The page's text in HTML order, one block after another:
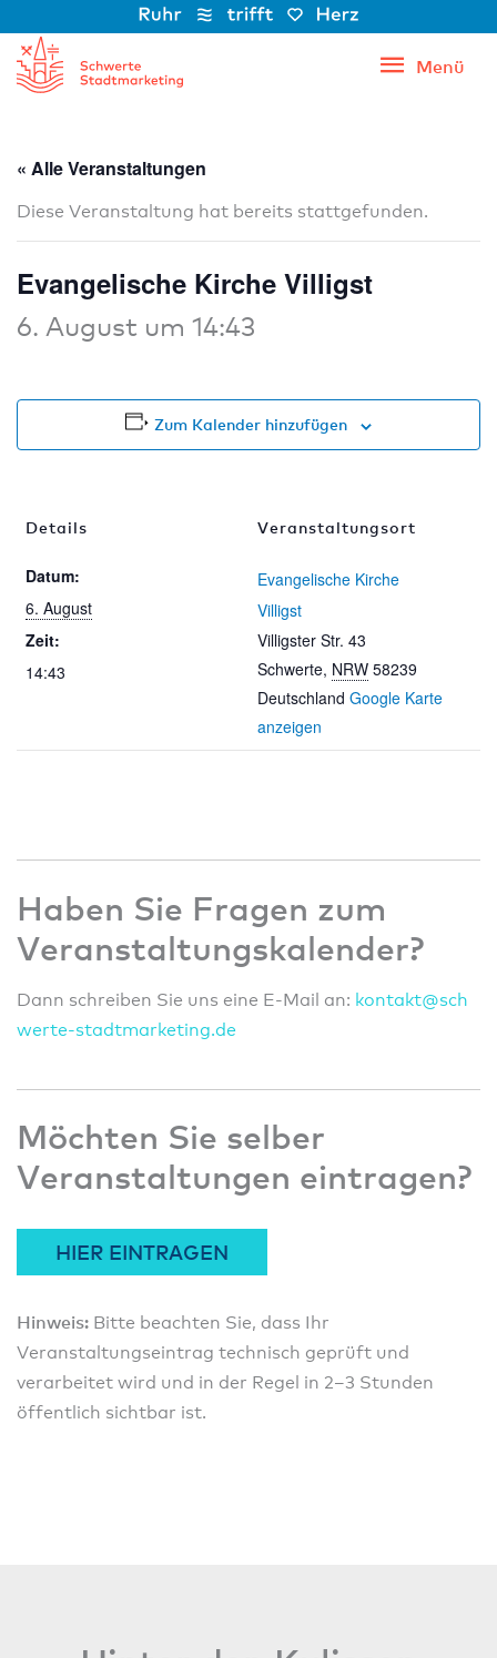
Inhalt
springen
Menü
Menü
« Alle Veranstaltungen
Diese Veranstaltung hat bereits stattgefunden.
Evangelische Kirche Villigst
6. August um 14:43
Zum Kalender hinzufügen
Details
Datum:
6. August
Zeit:
14:43
Veranstaltungsort
Evangelische Kirche
Villigst
Villigster Str. 43
Schwerte, NRW 58239
Deutschland Google Karte
anzeigen
Haben Sie Fragen zum
Veranstaltungskalender?
Dann schreiben Sie uns eine E-Mail an: kontakt@sch
werte-stadtmarketing.de
Möchten Sie selber
Veranstaltungen eintragen?
HIER EINTRAGEN
Hinweis: Bitte beachten Sie, dass Ihr
Veranstaltungseintrag technisch geprüft und
verarbeitet wird und in der Regel in 2–3 Stunden
öffentlich sichtbar ist.